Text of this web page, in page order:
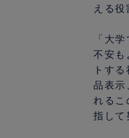
える役
「大
不安も
トす
品表示
れるこ
指して